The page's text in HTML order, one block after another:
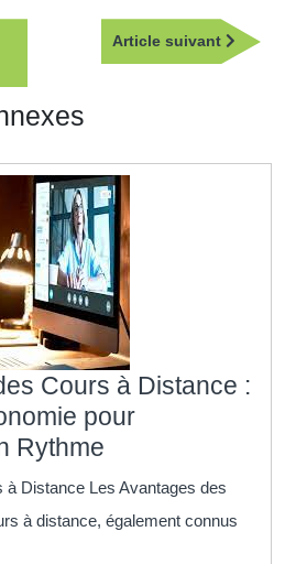
Article suivant
Article
Cours à Distance :
pour
Rythme
Avantages
des
Cours
à Distance Les Avantages des
à distance, également connus